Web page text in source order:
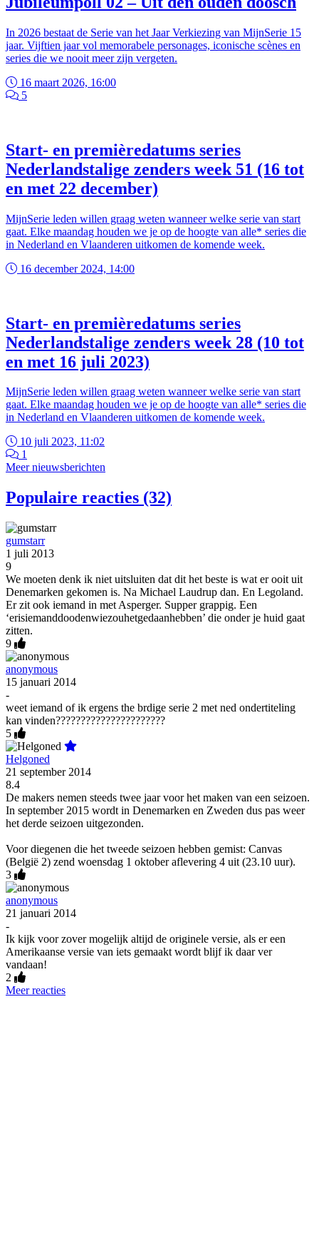
In 2026 bestaat de Serie van het Jaar Verkiezing van MijnSerie 15
jaar. Vijftien jaar vol memorabele personages, iconische scènes en
series die we nooit meer zijn vergeten.
16 maart 2026, 16:00
5
Start- en premièredatums series
Nederlandstalige zenders week 51 (16 tot
en met 22 december)
MijnSerie leden willen graag weten wanneer welke serie van start
gaat. Elke maandag houden we je op de hoogte van alle* series die
in Nederland en Vlaanderen uitkomen de komende week.
16 december 2024, 14:00
Start- en premièredatums series
Nederlandstalige zenders week 28 (10 tot
en met 16 juli 2023)
MijnSerie leden willen graag weten wanneer welke serie van start
gaat. Elke maandag houden we je op de hoogte van alle* series die
in Nederland en Vlaanderen uitkomen de komende week.
10 juli 2023, 11:02
1
Meer nieuwsberichten
Populaire reacties (32)
gumstarr
1 juli 2013
9
We moeten denk ik niet uitsluiten dat dit het beste is wat er ooit uit
Denemarken gekomen is. Na Michael Laudrup dan. En Legoland.
Er zit ook iemand in met Asperger. Supper grappig. Een
‘erisiemanddoodenwiezouhetgedaanhebben’ die onder je huid gaat
zitten.
9
anonymous
15 januari 2014
-
weet iemand of ik ergens the brdige serie 2 met ned ondertiteling
kan vinden??????????????????????
5
Helgoned
21 september 2014
8.4
De makers nemen steeds twee jaar voor het maken van een seizoen.
In september 2015 wordt in Denemarken en Zweden dus pas weer
het derde seizoen uitgezonden.
Voor diegenen die het tweede seizoen hebben gemist: Canvas
(België 2) zend woensdag 1 oktober aflevering 4 uit (23.10 uur).
3
anonymous
21 januari 2014
-
Ik kijk voor zover mogelijk altijd de originele versie, als er een
Amerikaanse versie van iets gemaakt wordt blijf ik daar ver
vandaan!
2
Meer reacties